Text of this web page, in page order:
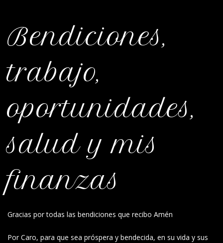
Bendiciones,
trabajo,
oportunidades,
salud y mis
finanzas
Gracias por todas las bendiciones que recibo Amén
Por Caro, para que sea próspera y bendecida, en su vida y sus